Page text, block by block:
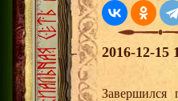
2016-12-15